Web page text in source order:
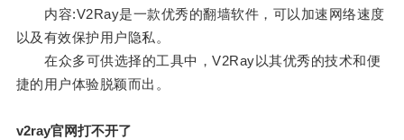
内容:V2Ray是一款优秀的翻墙软件，可以加速网络速度
以及有效保护用户隐私。
在众多可供选择的工具中，V2Ray以其优秀的技术和便
捷的用户体验脱颖而出。
v2ray官网打不开了